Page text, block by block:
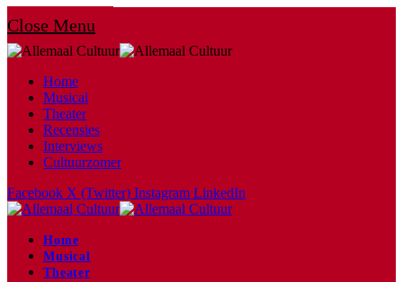
Close Menu
Home
Musical
Theater
Recensies
Interviews
Cultuurzomer
Facebook X (Twitter) Instagram LinkedIn
Home
Musical
Theater